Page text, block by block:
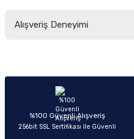
yetersiz gördüğünüz noktaları
Ürün açıklamasında eksik bilgiler
Ürün bilgilerinde hatalar
Ürün fiyatı diğer sitelerden daha
Alışveriş Deneyimi
Sitemize ilk
%100 Güvenli Alışveriş
256bit SSL Sertifikası ile Güvenli